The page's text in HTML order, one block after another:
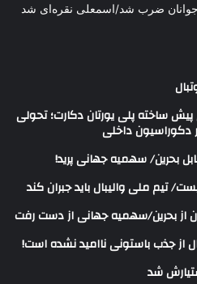
ضرب شد/اسمعلی نقره‌ای شد
پیش ساخته پلی یورتان دکارت؛ تحولی
دکوراسیون داخلی
بحرین/ سهمیه جهانی پرید!
تیم ملی والیبال باید جبران کند
از بحرین/سهمیه جهانی از دست رفت
از جذب باستونی ناامید نشده است!
شد